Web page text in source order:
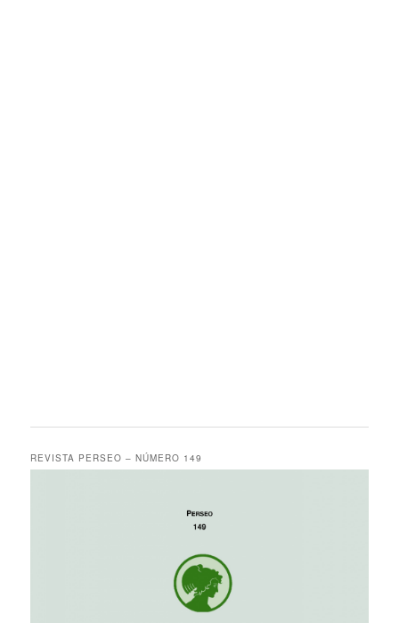
REVISTA PERSEO – NÚMERO 149